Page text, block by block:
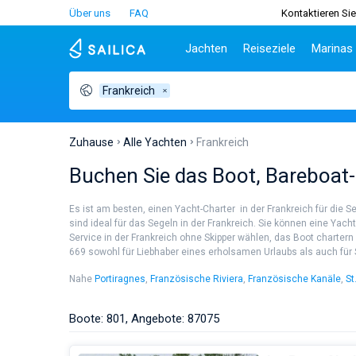
Über uns FAQ Kontaktieren
Jachten
Griechenland
Türkei
Frankreich
Seychellen
Britische Jungferninseln
Martinique
Reiseziele
Split
Biograd
Volos
Marinas
Frankreich
Zuhause Alle Yachten Frankreich
Buchen Sie das Boot,
Es ist am besten, einen Yacht-Charter in der Frankreich für die
sind ideal für das Segeln in der Frankreich. Sie können eine
Service in der Frankreich ohne Skipper wählen, das Boot
669 sowohl für Liebhaber eines erholsamen Urlaubs als auch
Nahe Portiragnes, Französische Riviera, Französische Kanäle,
Tannay
Boote: 801, Angebote: 87075